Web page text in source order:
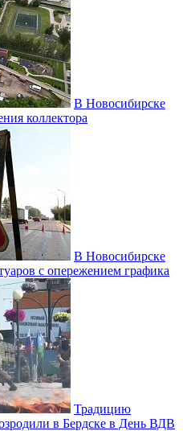
В Новосибирске
коллектора
В Новосибирске
с опережением графика
Традицию
в Бердске в День ВДВ